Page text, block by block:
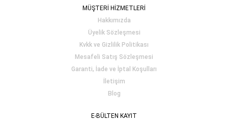
MÜŞTERİ HİZMETLERİ
Hakkımızda
Üyelik Sözleşmesi
Kvkk ve Gizlilik Politikası
Mesafeli Satış Sözleşmesi
Garanti, İade ve İptal Koşulları
İletişim
Blog
E-BÜLTEN KAYIT